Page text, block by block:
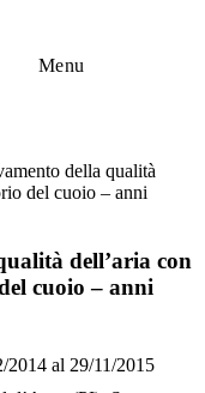
Menu
della qualità
del cuoio – anni
dell’aria con
cuoio – anni
2014 al 29/11/2015